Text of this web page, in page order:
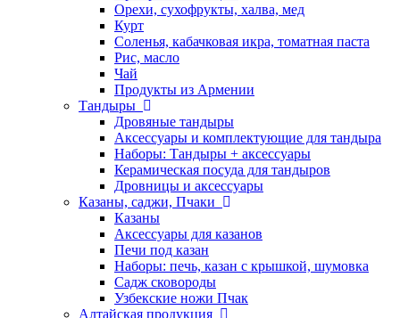
Орехи, сухофрукты, халва, мед
Курт
Соленья, кабачковая икра, томатная паста
Рис, масло
Чай
Продукты из Армении
Тандыры
Дровяные тандыры
Аксессуары и комплектующие для тандыра
Наборы: Тандыры + аксессуары
Керамическая посуда для тандыров
Дровницы и аксессуары
Казаны, саджи, Пчаки
Казаны
Аксессуары для казанов
Печи под казан
Наборы: печь, казан с крышкой, шумовка
Садж сковороды
Узбекские ножи Пчак
Алтайская продукция